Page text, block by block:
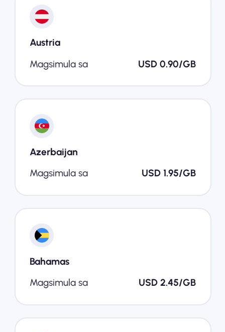
Austria
Magsimula sa
USD 0.90/GB
Azerbaijan
Magsimula sa
USD 1.95/GB
Bahamas
Magsimula sa
USD 2.45/GB